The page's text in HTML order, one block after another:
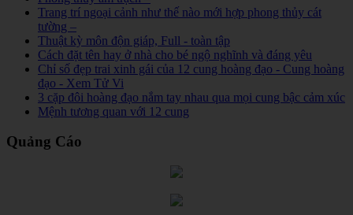
Trang trí ngoại cảnh như thế nào mới hợp phong thủy cát
tường –
Thuật kỳ môn độn giáp, Full - toàn tập
Cách đặt tên hay ở nhà cho bé ngộ nghĩnh và đáng yêu
Chỉ số đẹp trai xinh gái của 12 cung hoàng đạo - Cung hoàng
đạo - Xem Tử Vi
3 cặp đôi hoàng đạo nắm tay nhau qua mọi cung bậc cảm xúc
Mệnh tương quan với 12 cung
Quảng Cáo